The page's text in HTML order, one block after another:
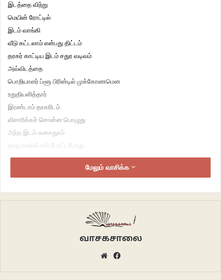
இடத்தை விற்று
மெயின் ரோட்டில்
இடம் வாங்கி
வீடு கட்டலாம் என்பது திட்டம்
தரகர் காட்டிய இடம் சதுர வடிவம்
அவ்விடத்தை
பொறியாளர் ப்ளூ பிரின்டில் முக்கோணமென
உறுதியளித்தார்
இரண்டாம் தரகரிடம்
விசாரிக்கச் சொன்ன பொழுது
அந்த இடம் கனசதுரம்
தாலுகாவில் ஈசி போட்டபோது
கூம்பு வடிவம்
மருதம்
மேலும் வாசிக்க
வாசகசாலை
Website